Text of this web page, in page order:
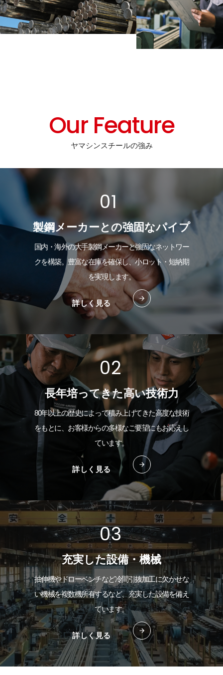
Our Feature
ヤマシンスチールの強み
製鋼メーカーとの強固なパイプ
国内・海外の大手製鋼メーカーと強固なネットワー
クを構築。豊富な在庫を確保し、小ロット・短納期
を実現します。
詳しく見る
長年培ってきた高い技術力
80年以上の歴史によって積み上げてきた高度な技術
をもとに、お客様からの多様なご要望にもお応えし
ています。
詳しく見る
充実した設備・機械
抽伸機やドローベンチなど冷間引抜加工に欠かせな
い機械を複数機所有するなど、充実した設備を備え
ています。
詳しく見る